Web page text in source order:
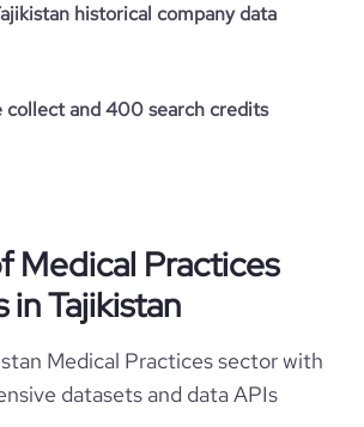
historical company data
and 400 search credits
Medical Practices
Tajikistan
Medical Practices sector with
datasets and data APIs